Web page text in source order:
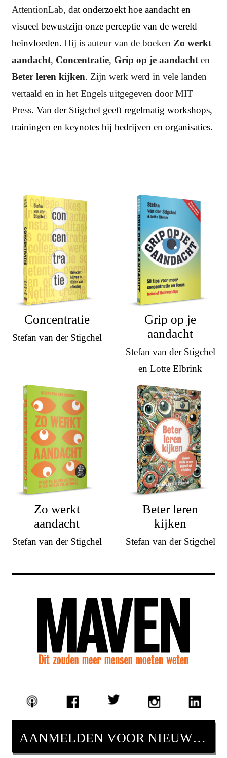
AttentionLab, dat onderzoekt hoe aandacht en
visueel bewustzijn onze perceptie van de wereld
beïnvloeden. Hij is auteur van de boeken Zo werkt
aandacht, Concentratie, Grip op je aandacht en
Beter leren kijken. Zijn werk werd in vele landen
vertaald en in het Engels uitgegeven door MIT
Press. Van der Stigchel geeft regelmatig workshops,
trainingen en keynotes bij bedrijven en organisaties.
Concentratie
Stefan van der Stigchel
Grip op je
aandacht
Stefan van der Stigchel
en Lotte Elbrink
Zo werkt
aandacht
Stefan van der Stigchel
Beter leren
kijken
Stefan van der Stigchel
AANMELDEN VOOR NIEUWSBRIEF